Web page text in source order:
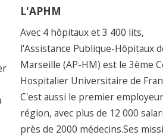
L'APHM
Avec 4 hôpitaux et 3 400 lits,
l'Assistance Publique-Hôpitaux
Marseille (AP-HM) est le 3ème
Hospitalier Universitaire de
C'est aussi le premier
région, avec plus de 12 000
près de 2000 médecins.Ses